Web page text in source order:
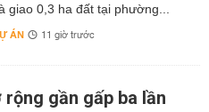
giao 0,3 ha đất tại phường...
ÁN 11 giờ trước
gần gấp ba lần